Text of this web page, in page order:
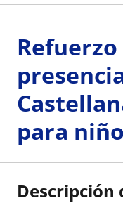
para
Descripción